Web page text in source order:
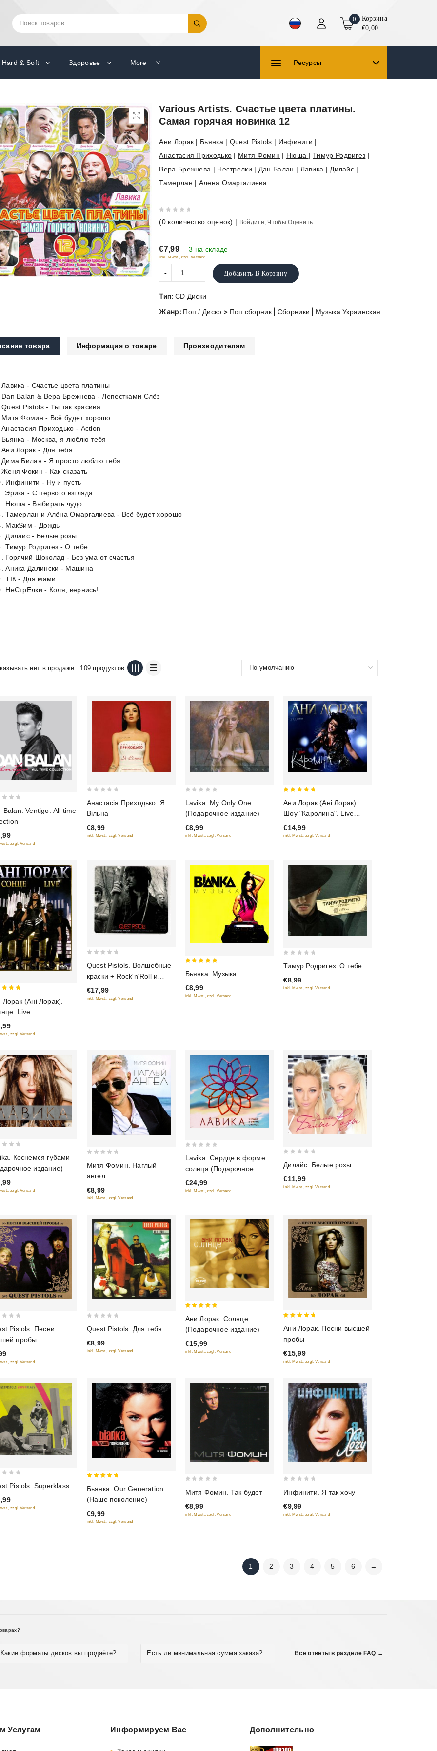
Искать: 0
Корзина
€0,00
Hard & Soft Здоровье More Ресурсы
Various Artists. Счастье цвета платины.
Самая горячая новинка 12
Ани Лорак | Бьянка | Quest Pistols | Инфинити |
Анастасия Приходько | Митя Фомин | Нюша |Тимур Родригез |
Вера Брежнева | Нестрелки | Дан Балан | Лавика | Дилайс |
Тамерлан | Алена Омаргалиева
out
of
5
(0 количество оценок) | Войдите, Чтобы Оценить
€7,99 3 на складе
inkl. Mwst., zzgl. Versand
Добавить В Корзину
Тип: CD Диски
Жанр: Поп / Диско > Поп сборник| Сборники Музыка Украинская
товара Информация о товаре Производителям
Лавика - Счастье цвета платины
Dan Balan & Вера Брежнева - Лепестками Слёз
Pistols - Ты так красива
Митя Фомин - Всё будет хорошо
Приходько - Action
Бьянка - Москва, я люблю тебя
Лорак - Для тебя
Дима Билан - Я просто люблю тебя
Фокин - Как сказать
Инфинити - Ну и пусть
Эрика - С первого взгляда
Нюша - Выбирать чудо
Тамерлан и Алёна Омаргалиева - Всё будет хорошо
МакSим - Дождь
Дилайс - Белые розы
Тимур Родригез - О тебе
Горячий Шоколад - Без ума от счастья
Аника Далински - Машина
ТІК - Для мами
НеСтрЕлки - Коля, вернись!
нет в продаже 109 продуктов
Balan. Ventigo. All time
zzgl. Versand
of
5
Анастасія Приходько. Я
Вільна
€8,99
inkl. Mwst., zzgl. Versand
of
5
Lavika. My Only One
(Подарочное издание)
€8,99
inkl. Mwst., zzgl. Versand
out of 5
Ани Лорак (Анi Лорак).
Шоу "Каролина". Live
(2CD) (Подарочное
издание)
€14,99
inkl. Mwst., zzgl. Versand
of 5
Лорак (Анi Лорак).
Live
zzgl. Versand
out
of
5
Quest Pistols. Волшебные
краски + Rock'n'Roll и
кружева (EP) (Подарочное
издание)
€17,99
inkl. Mwst., zzgl. Versand
Бьянка. Музыка
€8,99
inkl. Mwst., zzgl. Versand
of
5
Тимур Родригез. О тебе
€8,99
inkl. Mwst., zzgl. Versand
Коснемся губами
издание)
zzgl. Versand
of
5
Митя Фомин. Наглый
ангел
€8,99
inkl. Mwst., zzgl. Versand
of
5
Lavika. Сердце в форме
солнца (Подарочное
издание)
€24,99
inkl. Mwst., zzgl. Versand
out
of
5
Дилайс. Белые розы
€11,99
inkl. Mwst., zzgl. Versand
Pistols. Песни
пробы
zzgl. Versand
out
of
5
Quest Pistols. Для тебя...
€8,99
inkl. Mwst., zzgl. Versand
out of 5
Ани Лорак. Солнце
(Подарочное издание)
€15,99
inkl. Mwst., zzgl. Versand
out of 5
Ани Лорак. Песни высшей
пробы
€15,99
inkl. Mwst., zzgl. Versand
Pistols. Superklass
zzgl. Versand
Бьянка. Our Generation
(Наше поколение)
€9,99
inkl. Mwst., zzgl. Versand
of
5
Митя Фомин. Так будет
€8,99
inkl. Mwst., zzgl. Versand
of
5
Инфинити. Я так хочу
€9,99
inkl. Mwst., zzgl. Versand
1 2 3 4 5 6 →
Какие форматы дисков вы продаёте? Есть ли минимальная сумма заказа? Все ответы в разделе FAQ →
Услугам Информируем Вас Дополнительно